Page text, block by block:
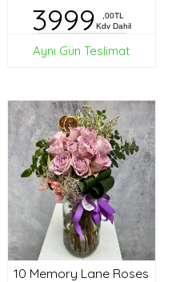
3999
,00TL
Kdv Dahil
Aynı Gün Teslimat
10 Memory Lane Roses